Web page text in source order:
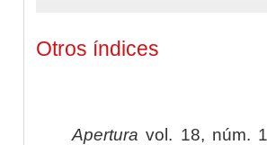
Otros índices
Apertura vol. 18, núm.